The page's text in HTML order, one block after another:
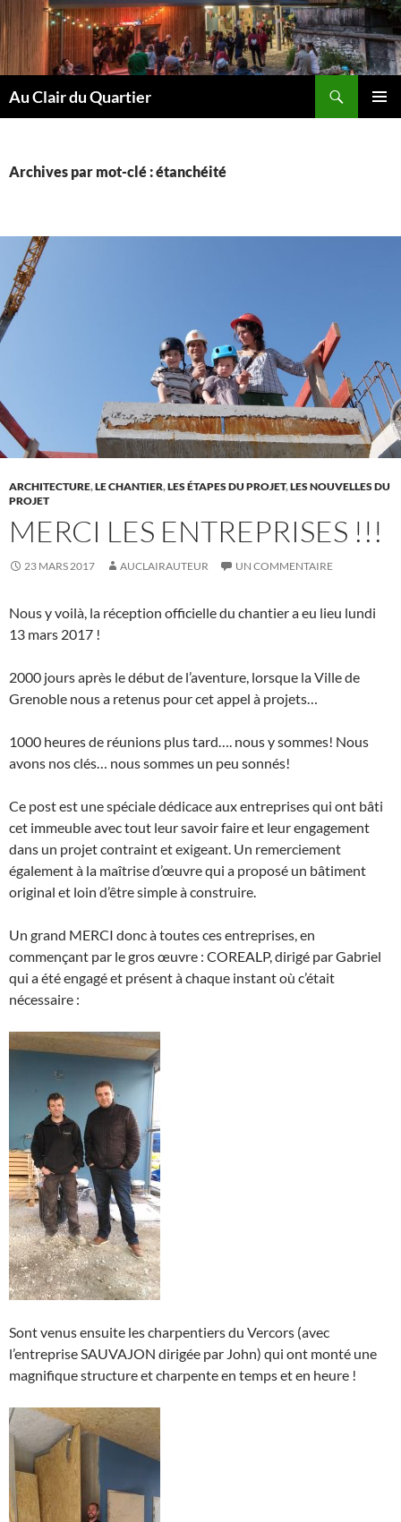
au
contenu
Au Clair du Quartier
Archives par mot-clé : étanchéité
ARCHITECTURE,LE CHANTIER,LES ÉTAPES DU PROJET,LES NOUVELLES DU
PROJET
MERCI LES ENTREPRISES !!!
23 MARS 2017 AUCLAIRAUTEUR UN COMMENTAIRE
Nous y voilà, la réception officielle du chantier a eu lieu lundi
13 mars 2017 !
2000 jours après le début de l’aventure, lorsque la Ville de
Grenoble nous a retenus pour cet appel à projets…
1000 heures de réunions plus tard…. nous y sommes! Nous
avons nos clés… nous sommes un peu sonnés!
Ce post est une spéciale dédicace aux entreprises qui ont bâti
cet immeuble avec tout leur savoir faire et leur engagement
dans un projet contraint et exigeant. Un remerciement
également à la maîtrise d’œuvre qui a proposé un bâtiment
original et loin d’être simple à construire.
Un grand MERCI donc à toutes ces entreprises, en
commençant par le gros œuvre : COREALP, dirigé par Gabriel
qui a été engagé et présent à chaque instant où c’était
nécessaire :
Sont venus ensuite les charpentiers du Vercors (avec
l’entreprise SAUVAJON dirigée par John) qui ont monté une
magnifique structure et charpente en temps et en heure !